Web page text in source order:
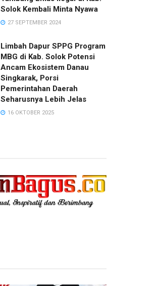
Solok Kembali Minta Nyawa
27 SEPTEMBER 2024
Limbah Dapur SPPG Program
MBG di Kab. Solok Potensi
Ancam Ekosistem Danau
Singkarak, Porsi
Pemerintahan Daerah
Seharusnya Lebih Jelas
16 OKTOBER 2025